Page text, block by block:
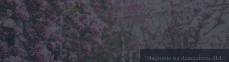
Magnolie na dziedzińcu KUL